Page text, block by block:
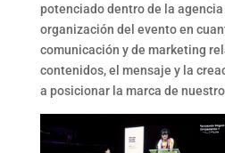
potenciado dentro de la
organización del evento en
comunicación y de marketing
contenidos, el mensaje y la
a posicionar la marca de